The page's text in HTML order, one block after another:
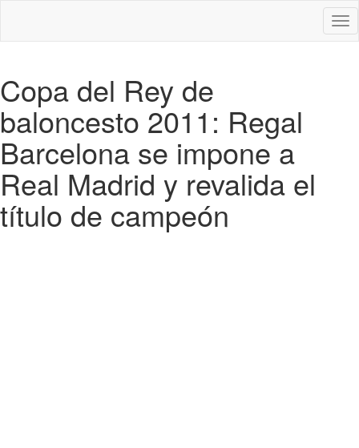
Copa del Rey de
baloncesto 2011: Regal
Barcelona se impone a
Real Madrid y revalida el
título de campeón